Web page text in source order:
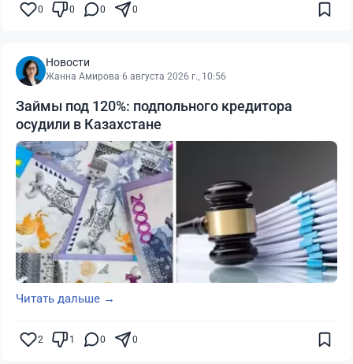
0 0 0 0
Новости
Жанна Амирова·6 августа 2026 г., 10:56
Займы под 120%: подпольного кредитора
осудили в Казахстане
Читать дальше →
2 1 0 0